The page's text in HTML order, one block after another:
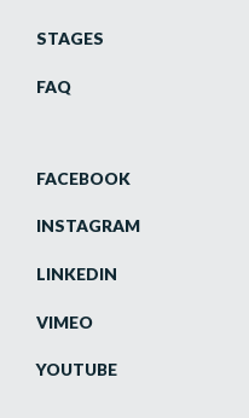
STAGES
FAQ
FACEBOOK
INSTAGRAM
LINKEDIN
VIMEO
YOUTUBE